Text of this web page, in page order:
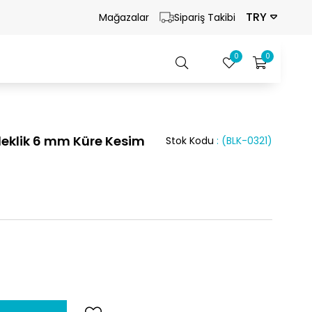
Mağazalar Sipariş Takibi TRY
0
0
6 mm Küre Kesim (BLK-0321)
Stok Kodu